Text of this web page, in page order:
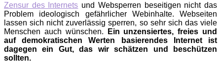
Zensur des Internets und Websperren beseitigen nicht das
Problem ideologisch gefährlicher Webinhalte. Webseiten
lassen sich nicht zuverlässig sperren, so sehr sich das viele
Menschen auch wünschen.
Ein unzensiertes, freies und
auf demokratischen Werten basierendes Internet ist
dagegen ein Gut, das wir schätzen und beschützen
sollten.